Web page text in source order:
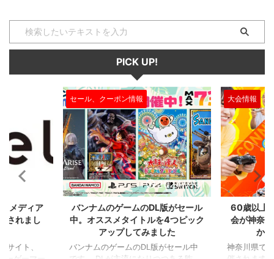
PICK UP!
2024/7/31
がセール
4つピック
セール中
大会情報
2024/7/31
60歳以上が対象のeスポーツの大
会が神奈川で開催。ゲストはまさ
かの蝶野正洋！！！
神奈川県でシニアeスポーツ大会が開
セール、クー
セガのサ
『ユニコ
『ペルソ